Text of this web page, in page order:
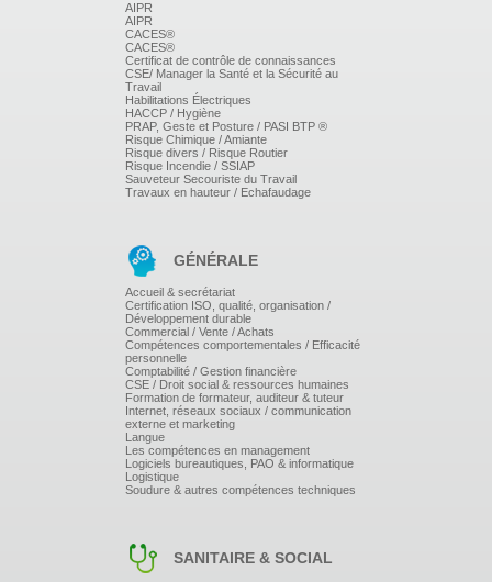
Contrôle des connaissances théoriques et
pratiques
AIPR
AIPR
CACES®
CACES®
Certificat de contrôle de connaissances
CSE/ Manager la Santé et la Sécurité au
Travail
Habilitations Électriques
HACCP / Hygiène
PRAP, Geste et Posture / PASI BTP ®
Risque Chimique / Amiante
Risque divers / Risque Routier
Risque Incendie / SSIAP
Sauveteur Secouriste du Travail
Travaux en hauteur / Echafaudage
GÉNÉRALE
Accueil & secrétariat
Certification ISO, qualité, organisation /
Développement durable
Commercial / Vente / Achats
Compétences comportementales / Efficacité
personnelle
Comptabilité / Gestion financière
CSE / Droit social & ressources humaines
Formation de formateur, auditeur & tuteur
Internet, réseaux sociaux / communication
externe et marketing
Langue
Les compétences en management
Logiciels bureautiques, PAO & informatique
Logistique
Soudure & autres compétences techniques
SANITAIRE & SOCIAL